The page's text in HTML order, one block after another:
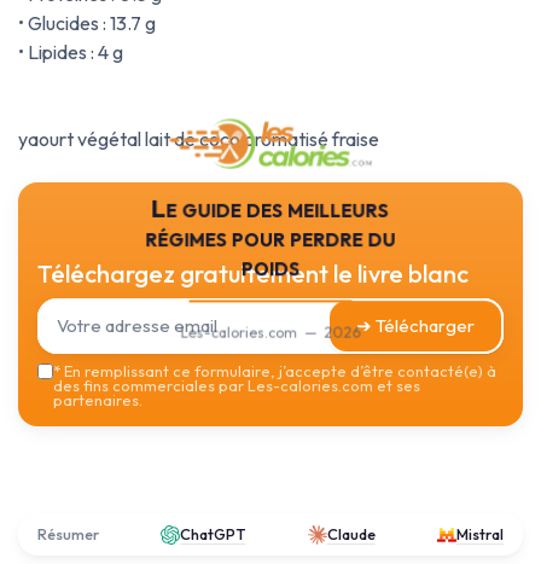
• Glucides : 13.7 g
• Lipides : 4 g
yaourt végétal lait de coco aromatisé fraise
Le guide des meilleurs
régimes pour perdre du
poids
Les-calories.com — 2026
Téléchargez gratuitement le livre blanc
➔ Télécharger
*En remplissant ce formulaire, j’accepte d’être contacté(e) à
des fins commerciales par Les-calories.com et ses
partenaires.
Résumer ChatGPT Claude Mistral